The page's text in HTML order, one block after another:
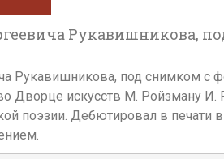
Рукавишникова,
Рукавишникова, под снимком с
Дворце искусств М. Ройзману
поэзии. Дебютировал в